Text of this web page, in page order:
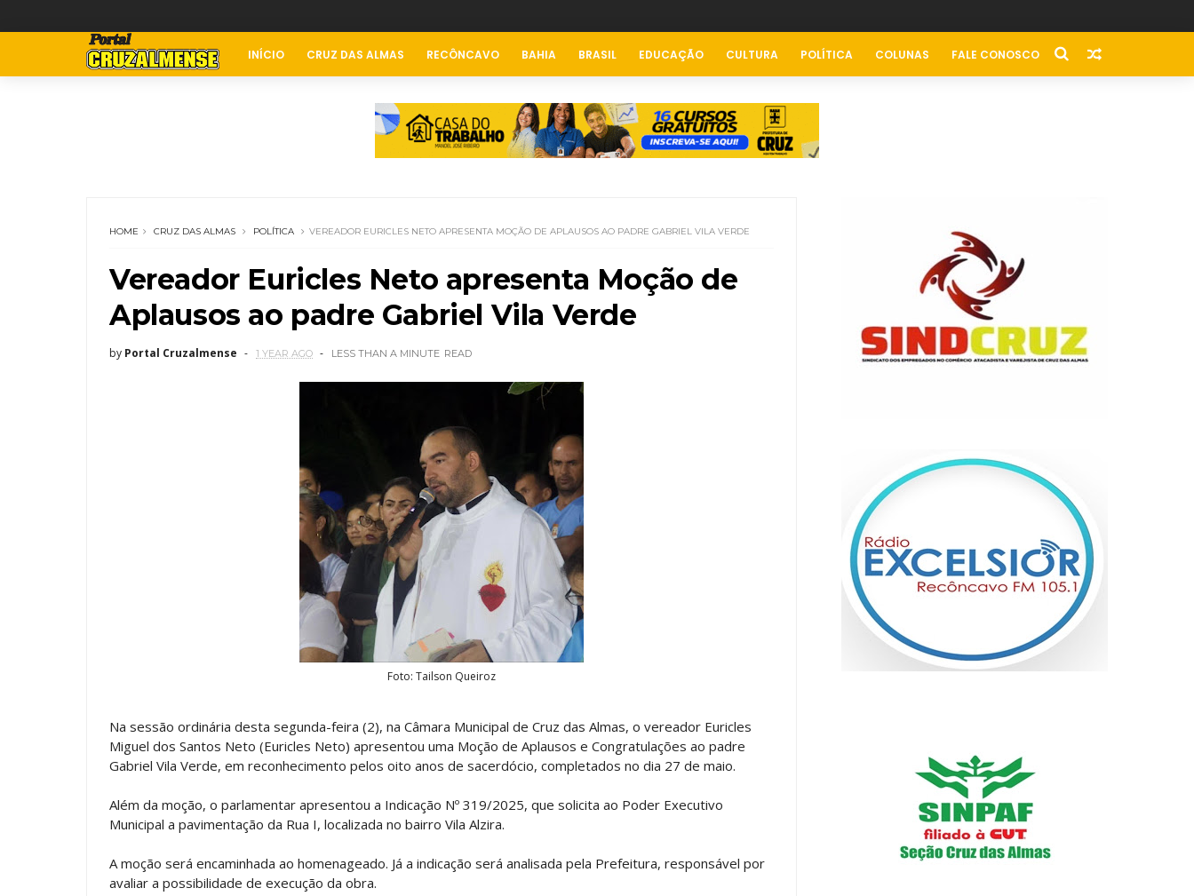
INÍCIO CRUZ DAS ALMAS RECÔNCAVO BAHIA BRASIL EDUCAÇÃO CULTURA POLÍTICA COLUNAS FALE CONOSCO
HOME CRUZ DAS ALMAS POLÍTICA VEREADOR EURICLES NETO APRESENTA MOÇÃO DE APLAUSOS AO PADRE GABRIEL VILA VERDE
Vereador Euricles Neto apresenta Moção de
Aplausos ao padre Gabriel Vila Verde
by Portal Cruzalmense 1 YEAR AGO LESS THAN A MINUTE READ
Foto: Tailson Queiroz
Na sessão ordinária desta segunda-feira (2), na Câmara Municipal de Cruz das Almas, o vereador Euricles
Miguel dos Santos Neto (Euricles Neto) apresentou uma Moção de Aplausos e Congratulações ao padre
Gabriel Vila Verde, em reconhecimento pelos oito anos de sacerdócio, completados no dia 27 de maio.
Além da moção, o parlamentar apresentou a Indicação Nº 319/2025, que solicita ao Poder Executivo
Municipal a pavimentação da Rua I, localizada no bairro Vila Alzira.
A moção será encaminhada ao homenageado. Já a indicação será analisada pela Prefeitura, responsável por
avaliar a possibilidade de execução da obra.